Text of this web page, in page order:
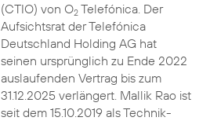
(CTIO) von O2Telefónica. Der
Aufsichtsrat der Telefónica
Deutschland Holding AG hat
seinen ursprünglich zu Ende 2022
auslaufenden Vertrag bis zum
31.12.2025 verlängert. Mallik Rao ist
seit dem 15.10.2019 als Technik-